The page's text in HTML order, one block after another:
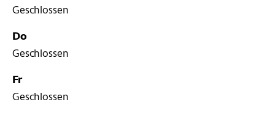
Geschlossen
Do
Geschlossen
Fr
Geschlossen